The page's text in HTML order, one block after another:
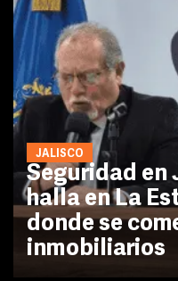
JALISCO
Seguridad en
halla en La
donde se
inmobiliarios